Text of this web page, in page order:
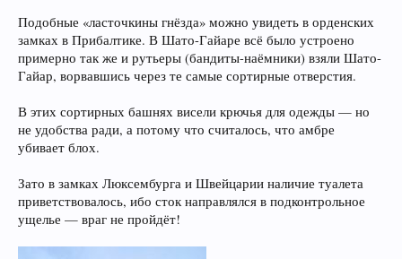
Подобные «ласточкины гнёзда» можно увидеть в орденских
замках в Прибалтике. В Шато-Гайаре всё было устроено
примерно так же и рутьеры (бандиты-наёмники) взяли Шато-
Гайар, ворвавшись через те самые сортирные отверстия.
В этих сортирных башнях висели крючья для одежды — но
не удобства ради, а потому что считалось, что амбре
убивает блох.
Зато в замках Люксембурга и Швейцарии наличие туалета
приветствовалось, ибо сток направлялся в подконтрольное
ущелье — враг не пройдёт!